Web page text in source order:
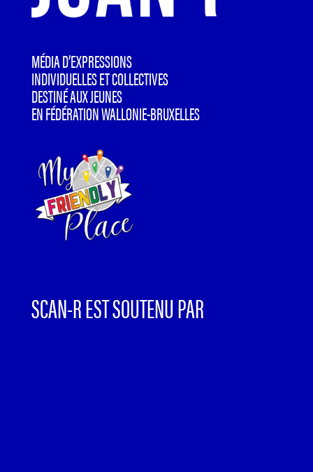
MÉDIA D’EXPRESSIONS
INDIVIDUELLES ET COLLECTIVES
DESTINÉ AUX JEUNES
EN FÉDÉRATION WALLONIE-BRUXELLES
SCAN-R EST SOUTENU PAR